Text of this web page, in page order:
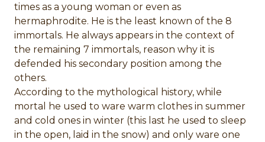
times as a young woman or even as
hermaphrodite. He is the least known of the 8
immortals. He always appears in the context of
the remaining 7 immortals, reason why it is
defended his secondary position among the
others.
According to the mythological history, while
mortal he used to ware warm clothes in summer
and cold ones in winter (this last he used to sleep
in the open, laid in the snow) and only ware one